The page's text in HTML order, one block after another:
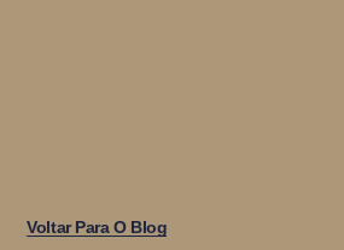
Voltar Para O Blog